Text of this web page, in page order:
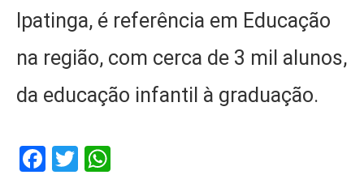
Ipatinga, é referência em Educação
na região, com cerca de 3 mil alunos,
da educação infantil à graduação.
Facebook
Twitter